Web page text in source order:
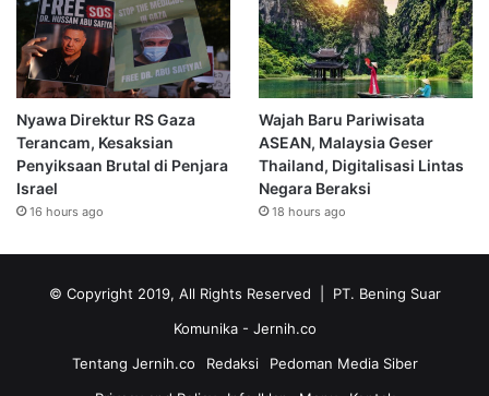
Nyawa Direktur RS Gaza
Terancam, Kesaksian
Penyiksaan Brutal di Penjara
Israel
16 hours ago
Wajah Baru Pariwisata
ASEAN, Malaysia Geser
Thailand, Digitalisasi Lintas
Negara Beraksi
18 hours ago
© Copyright 2019, All Rights Reserved | PT. Bening Suar
Komunika - Jernih.co
Tentang Jernih.co
Redaksi
Pedoman Media Siber